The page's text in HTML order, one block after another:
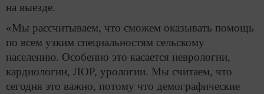
на выезде.
«Мы рассчитываем, что сможем оказывать помощь
по всем узким специальностям сельскому
населению. Особенно это касается неврологии,
кардиологии, ЛОР, урологии. Мы считаем, что
сегодня это важно, потому что демографические